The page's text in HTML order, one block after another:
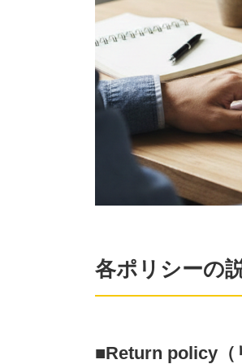
各ポリシーの
■Return policy（